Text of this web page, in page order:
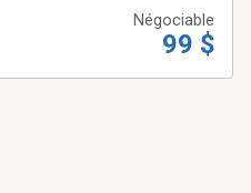
Négociable
99 $